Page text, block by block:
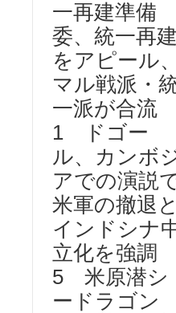
一再建準備
委、統一再建
をアピール、
マル戦派・
一派が合流
1 ドゴー
ル、カンボ
アでの演説
米軍の撤退と
インドシナ
立化を強調
5 米原潜シ
ードラゴン